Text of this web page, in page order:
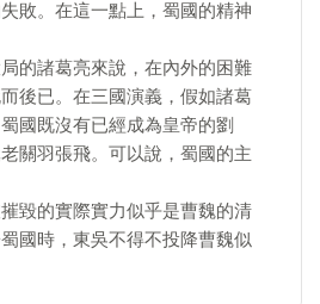
敗。在這一點上，蜀國的精神
的諸葛亮來說，在內外的困難
後已。在三國演義，假如諸葛
國既沒有已經成為皇帝的劉
關羽張飛。可以說，蜀國的主
毀的實際實力似乎是曹魏的清
國時，東吳不得不投降曹魏似